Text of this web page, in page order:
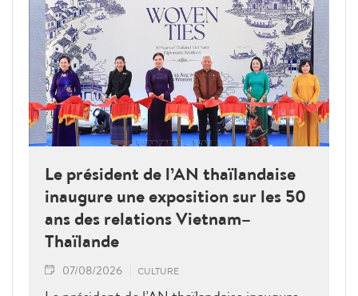
Le président de l’AN thaïlandaise
inaugure une exposition sur les 50
ans des relations Vietnam–
Thaïlande
07/08/2026 CULTURE